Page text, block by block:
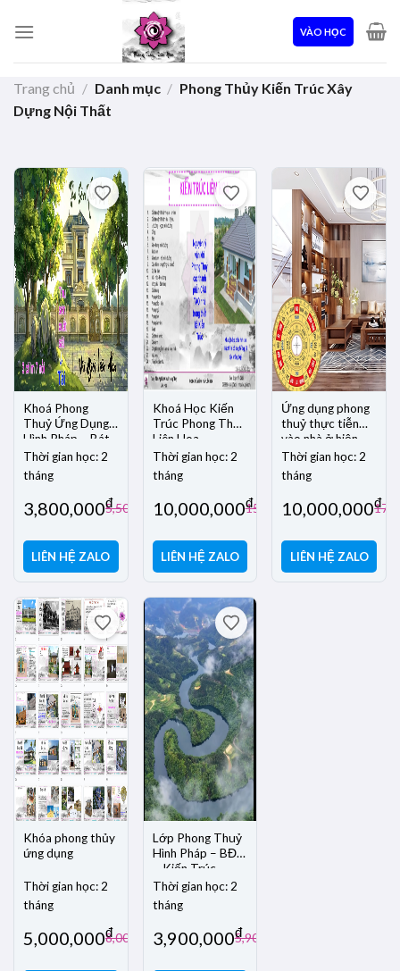
VÀO HỌC
Trang chủ / Danh mục / Phong Thủy Kiến Trúc Xây
Dựng Nội Thất
Khoá Phong
Thuỷ Ứng Dụng
Hình Pháp – Bát
Trạch 2026
Thời gian học: 2
tháng
3,800,000đ
5,500,000 đ
LIÊN HỆ ZALO
Khoá Học Kiến
Trúc Phong Thuỷ
Liên Hoa
Thời gian học: 2
tháng
10,000,000đ
15,000,000đ
LIÊN HỆ ZALO
Ứng dụng phong
thuỷ thực tiễn
vào nhà ở hiện
đại
Thời gian học: 2
tháng
10,000,000đ
LIÊN HỆ ZALO
Khóa phong thủy
ứng dụng
Thời gian học: 2
tháng
5,000,000đ
8,000,000đ
Lớp Phong Thuỷ
Hình Pháp – BĐS
– Kiến Trúc
Thời gian học: 2
tháng
3,900,000đ
5,900,000